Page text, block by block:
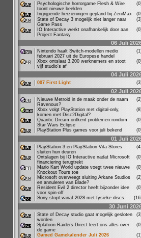
Psychologische horrorgame Flesh & Wire
toont nieuwe beelden
Ingrijpende herzieningen gepland bij ZeniMax
State of Decay 3 mogelijk niet langer naar
Game Pass
IO Interactive werkt onafhankelijk door aan
Project Fantasy
06 Juli
Nintendo haalt Switch-modellen medio
februari 2027 uit de Europese handel
Xbox ontslaat 3.200 werknemers en stoot
vijf studio's af
04 Juli
007 First Light
02 Juli
Nieuwe Metroid in de maak onder de naam
Ravenous?
Xbox volgt PlayStation met digital-only,
komen met Disc2Digital?
Quantic Dream ontkent problemen rondom
Star Wars Eclipse
PlayStation Plus games voor juli bekend
01 Juli
PlayStation 3 en PlayStation Vita Stores
sluiten hun deuren
Ontslagen bij IO Interactive nadat Microsoft
financiering terugtrekt
Mario Kart World update voegt twee nieuwe
Knockout Tours toe
Microsoft overweegt sluiting Arkane Studios
en annuleren van Blade?
Resident Evil 2 director heeft bijzonder idee
voor spin-off
Sony stopt vanaf 2028 met fysieke discs
30 Juni
State of Decay studio gaat mogelijk gesloten
worden
Splatoon Raiders Direct leert ons alles over
de game
Gamed Gamekalender Juli 2026